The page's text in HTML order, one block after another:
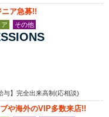
ア急募!!
その他
与】完全出来高制(応相談)
や海外のVIP多数来店!!